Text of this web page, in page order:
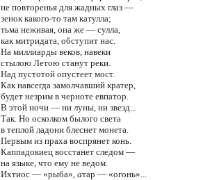
не повторенья для жадных глаз —
зенок какого-то там катулла;
тьма неживая, она же — сулла,
как митридата, обступит нас.
На миллиарды веков, навеки
стылою Летою станут реки.
Над пустотой опустеет мост.
Как навсегда замолчавший кратер,
будет незрим в черноте евпатор.
В этой ночи — ни луны, ни звезд...
Так. Но осколком былого света
в теплой ладони блеснет монета.
Первым из праха воспрянет конь.
Каппадокиец восстанет следом —
на языке, что ему не ведом.
Ихтиос — «рыба»,атар — «огонь»...